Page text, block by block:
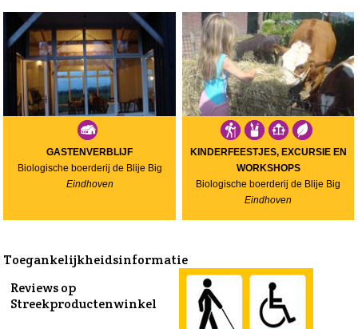
GASTENVERBLIJF
Biologische boerderij de Blije Big
Eindhoven
KINDERFEESTJES, EXCURSIE EN
WORKSHOPS
Biologische boerderij de Blije Big
Eindhoven
Toegankelijkheidsinformatie
Reviews op
Streekproductenwinkel